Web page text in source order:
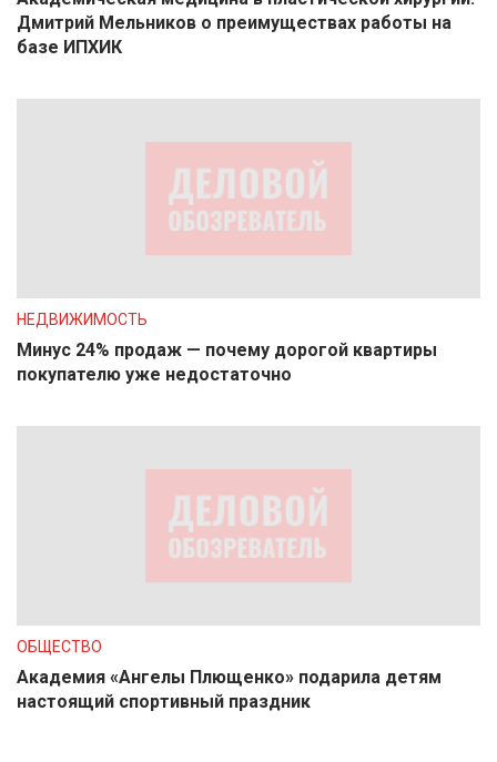
Дмитрий Мельников о преимуществах работы на
базе ИПХИК
НЕДВИЖИМОСТЬ
Минус 24% продаж — почему дорогой квартиры
покупателю уже недостаточно
ОБЩЕСТВО
Академия «Ангелы Плющенко» подарила детям
настоящий спортивный праздник